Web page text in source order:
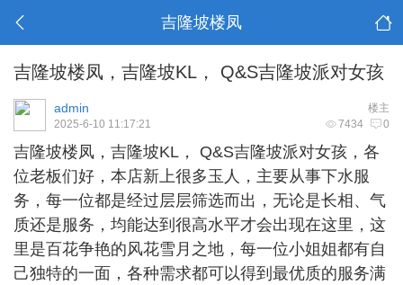
吉隆坡楼凤
吉隆坡楼凤，吉隆坡KL， Q&S吉隆坡派对女孩
楼主
admin
7434 0
2025-6-10 11:17:21
吉隆坡楼凤 ，吉隆坡KL， Q&S吉隆坡派对女孩，各
位老板们好，本店新上很多玉人，主要从事下水服
务，每一位都是经过层层筛选而出，无论是长相、气
质还是服务，均能达到很高水平才会出现在这里，这
里是百花争艳的风花雪月之地，每一位小姐姐都有自
己独特的一面，各种需求都可以得到最优质的服务满